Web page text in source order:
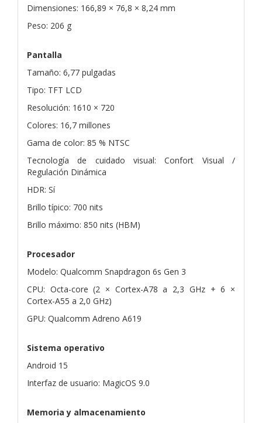
Dimensiones: 166,89 × 76,8 × 8,24 mm
Peso: 206 g
Pantalla
Tamaño: 6,77 pulgadas
Tipo: TFT LCD
Resolución: 1610 × 720
Colores: 16,7 millones
Gama de color: 85 % NTSC
Tecnología de cuidado visual: Confort Visual /
Regulación Dinámica
HDR: Sí
Brillo típico: 700 nits
Brillo máximo: 850 nits (HBM)
Procesador
Modelo: Qualcomm Snapdragon 6s Gen 3
CPU: Octa-core (2 × Cortex-A78 a 2,3 GHz + 6 ×
Cortex-A55 a 2,0 GHz)
GPU: Qualcomm Adreno A619
Sistema operativo
Android 15
Interfaz de usuario: MagicOS 9.0
Memoria y almacenamiento